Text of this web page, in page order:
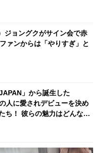
ジョングクがサイン会で赤
ァンからは「やりすぎ」と
」から誕生した
人に愛されデビューを決め
ち！ 彼らの魅力はどんなと
金城碧海・與那城奨編～